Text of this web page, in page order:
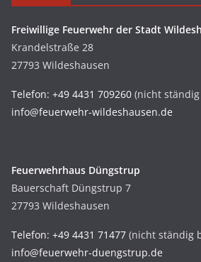
Freiwillige Feuerwehr der Stadt
Krandelstraße 28
27793 Wildeshausen
Telefon: +49 4431 709260 (nicht
info@feuerwehr-wildeshausen.de
Feuerwehrhaus Düngstrup
Bauerschaft Düngstrup 7
27793 Wildeshausen
Telefon: +49 4431 71477 (nicht ständig
info@feuerwehr-duengstrup.de